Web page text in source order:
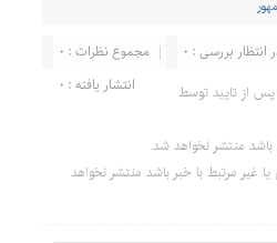
مجموع نظرات : 0
انتظار بررسی : 0
انتشار یافته : 0
از تایید توسط
باشد منتشر نخواهد شد.
یا غیر مرتبط با خبر باشد منتشر نخواهد